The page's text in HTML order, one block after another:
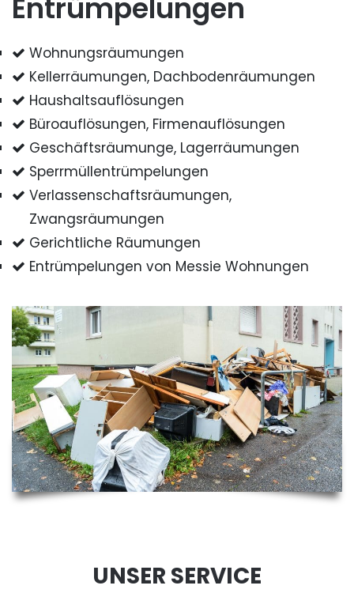
Entrümpelungen
Wohnungsräumungen
Kellerräumungen, Dachbodenräumungen
Haushaltsauflösungen
Büroauflösungen, Firmenauflösungen
Geschäftsräumunge, Lagerräumungen
Sperrmüllentrümpelungen
Verlassenschaftsräumungen,
Zwangsräumungen
Gerichtliche Räumungen
Entrümpelungen von Messie Wohnungen
UNSER SERVICE